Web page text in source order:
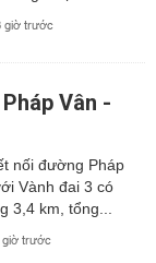
giờ trước
Vân -
nối đường Pháp
Vành đai 3 có
3,4 km, tổng...
giờ trước